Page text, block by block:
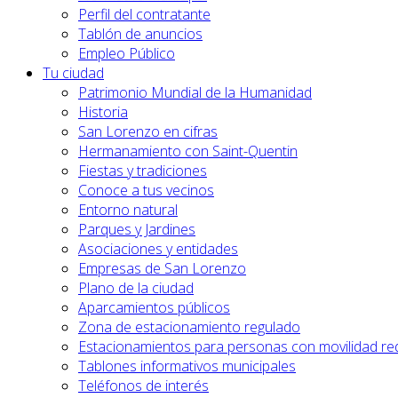
Perfil del contratante
Tablón de anuncios
Empleo Público
Tu ciudad
Patrimonio Mundial de la Humanidad
Historia
San Lorenzo en cifras
Hermanamiento con Saint-Quentin
Fiestas y tradiciones
Conoce a tus vecinos
Entorno natural
Parques y Jardines
Asociaciones y entidades
Empresas de San Lorenzo
Plano de la ciudad
Aparcamientos públicos
Zona de estacionamiento regulado
Estacionamientos para personas con movilidad
Tablones informativos municipales
Teléfonos de interés